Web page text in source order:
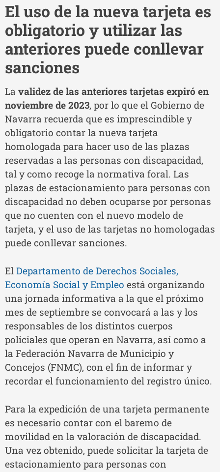
El uso de la nueva tarjeta es
obligatorio y utilizar las
anteriores puede conllevar
sanciones
La validez de las anteriores tarjetas expiró en
noviembre de 2023, por lo que el Gobierno de
Navarra recuerda que es imprescindible y
obligatorio contar la nueva tarjeta
homologada para hacer uso de las plazas
reservadas a las personas con discapacidad,
tal y como recoge la normativa foral. Las
plazas de estacionamiento para personas con
discapacidad no deben ocuparse por personas
que no cuenten con el nuevo modelo de
tarjeta, y el uso de las tarjetas no homologadas
puede conllevar sanciones.
El Departamento de Derechos Sociales,
Economía Social y Empleo está organizando
una jornada informativa a la que el próximo
mes de septiembre se convocará a las y los
responsables de los distintos cuerpos
policiales que operan en Navarra, así como a
la Federación Navarra de Municipio y
Concejos (FNMC), con el fin de informar y
recordar el funcionamiento del registro único.
Para la expedición de una tarjeta permanente
es necesario contar con el baremo de
movilidad en la valoración de discapacidad.
Una vez obtenido, puede solicitar la tarjeta de
estacionamiento para personas con